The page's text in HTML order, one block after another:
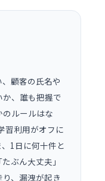
顧客の氏名や
、誰も把握で
ルールはな
習利用がオフに
1日に何十件と
ぶん大丈夫」
、漏洩が起き